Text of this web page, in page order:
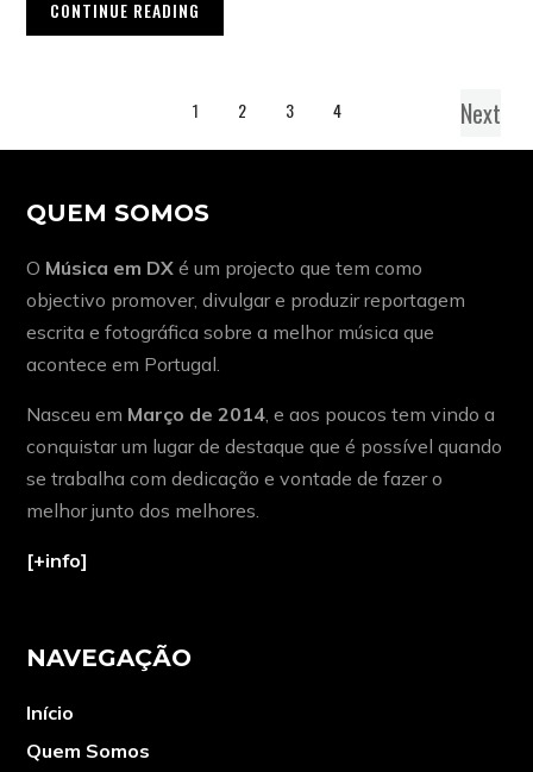
CONTINUE READING
1 2 3 4 Next
QUEM SOMOS
O Música em DX é um projecto que tem como
objectivo promover, divulgar e produzir reportagem
escrita e fotográfica sobre a melhor música que
acontece em Portugal.
Nasceu em Março de 2014 , e aos poucos tem vindo a
conquistar um lugar de destaque que é possível quando
se trabalha com dedicação e vontade de fazer o
melhor junto dos melhores.
[+info]
NAVEGAÇÃO
Início
Quem Somos